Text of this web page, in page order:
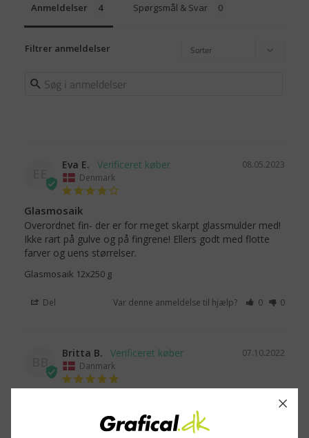
Anmeldelser Spørgsmål & Svar
Filtrer anmeldelser
08.05.2023
Eva E.
Denmark
Glasmosaik
Overordnet fin- der er for meget skarpt glassmulder med!
Ikke rart på gulve og på fingrene! Ellers godt med flotte
farver og uens størrelser.
Glasmosaik 12x250 g
Del Var denne anmeldelse til hjælp? 0 0
07.10.2022
Britta B.
Danmark
Dejligt let at bestille, stort udvalg. Og meget hurtig